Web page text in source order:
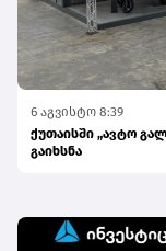
6 აგვისტო 8:39
ქუთაისში „ავტო
გაიხსნა